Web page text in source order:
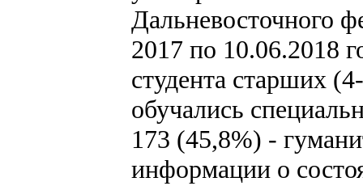
Дальневосточного
2017 по 10.06.2018
студента старших
обучались
173 (45,8%) -
информации о